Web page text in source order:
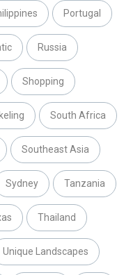
Portugal
Russia
Shopping
South Africa
Southeast Asia
Sydney Tanzania
Thailand
Unique Landscapes